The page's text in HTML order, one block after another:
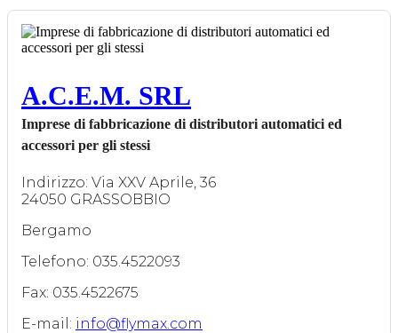
A.C.E.M. SRL
Imprese di fabbricazione di distributori automatici ed
accessori per gli stessi
Indirizzo: Via XXV Aprile, 36
24050 GRASSOBBIO
Bergamo
Telefono: 035.4522093
Fax: 035.4522675
E-mail: info@flymax.com